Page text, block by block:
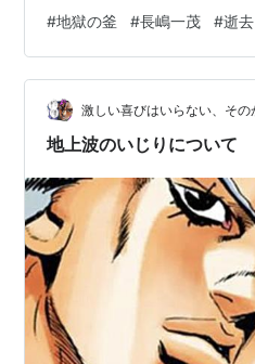
というのはスピリチュアル＝
番悪霊が多い９月あたりに悪
魂が弱って心臓が止まるパタ
は、私の父が亡くなる前には
が、致命的な欠陥があるわけ
#地獄の釜 #長嶋一茂 #逝去
激しい喜びはいらない、そ
地上波のいじりについて